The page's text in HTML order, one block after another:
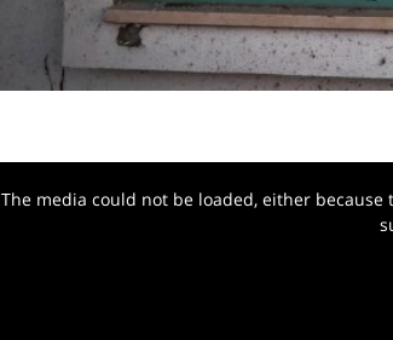
The media could not be loaded, either